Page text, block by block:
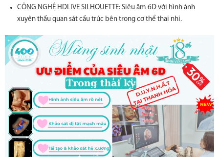
CÔNG NGHỆ HDLIVE SILHOUETTE: Siêu âm 6D với hình ảnh
xuyên thấu quan sát cấu trúc bên trong cơ thể thai nhi.